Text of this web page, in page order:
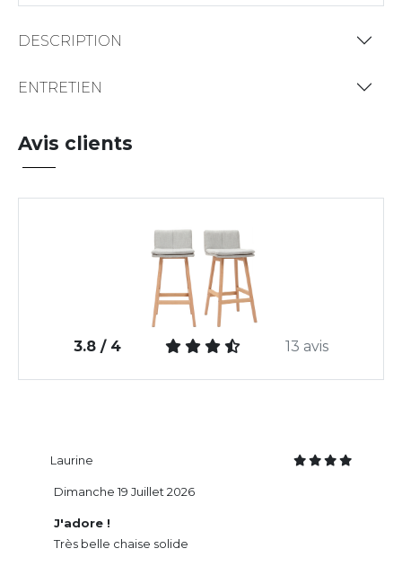
DESCRIPTION
ENTRETIEN
Avis clients
3.8 / 4 13 avis
Laurine
J'adore !
Très belle chaise solide
Dimanche 19 Juillet 2026